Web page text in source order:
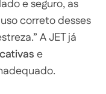
e seguro, as
correto desses
A JET já
e